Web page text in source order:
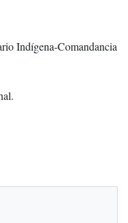
Indígena-Comandancia